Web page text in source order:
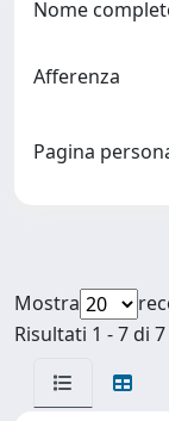
Nome
Afferenza
Pagina
Mostra
Risultati 1 - 7 di